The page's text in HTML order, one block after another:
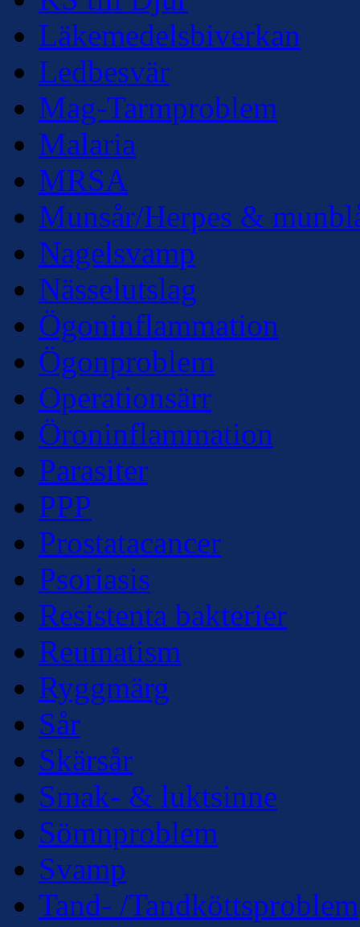
Läkemedelsbiverkan
Ledbesvär
Mag-Tarmproblem
Malaria
MRSA
Munsår/Herpes &
Nagelsvamp
Nässelutslag
Ögoninflammation
Ögonproblem
Operationsärr
Öroninflammation
Parasiter
PPP
Prostatacancer
Psoriasis
Resistenta bakterier
Reumatism
Ryggmärg
Sår
Skärsår
Smak- & luktsinne
Sömnproblem
Svamp
Tand- /Tandköttsproblem